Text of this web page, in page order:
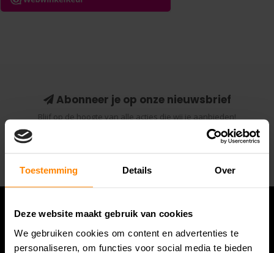
Toestemming Details Over
Deze website maakt gebruik van cookies
We gebruiken cookies om content en advertenties te
personaliseren, om functies voor social media te bieden
Abonneer je op onze nieuwsbrief
Blijf op de hoogte van alle acties die wij je aanbieden!
Abonneer